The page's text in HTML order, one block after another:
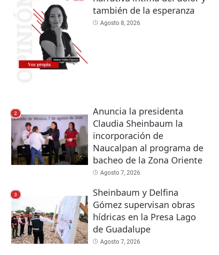
también de la esperanza
Agosto 8, 2026
2
Anuncia la presidenta
Claudia Sheinbaum la
incorporación de
Naucalpan al programa de
bacheo de la Zona Oriente
Agosto 7, 2026
3
Sheinbaum y Delfina
Gómez supervisan obras
hídricas en la Presa Lago
de Guadalupe
Agosto 7, 2026